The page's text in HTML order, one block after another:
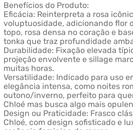
Benefícios do Produto:
Eficácia: Reinterpreta a rosa
voluptuosidade, adicionando flor
topo, rosa densa no coração e
tonka que traz profundidade
Durabilidade: Fixação elevada
projeção envolvente e sillage
muitas horas.
Versatilidade: Indicado para uso
elegância intensa, como noites
outono/inverno, perfeito para
Chloé mas busca algo mais
Design ou Praticidade: Frasco
Chloé, com design sofisticado e